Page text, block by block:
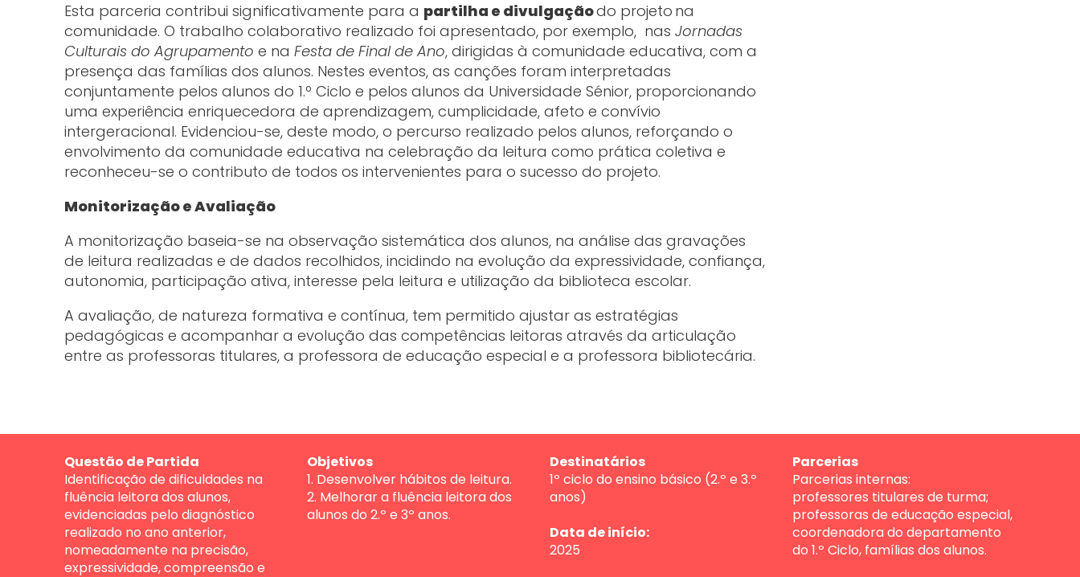
Esta parceria contribui significativamente para a partilha e divulgaçãodo projeto na
comunidade. O trabalho colaborativo realizado foi apresentado, por exemplo, nas Jornadas
Culturais do Agrupamento e na Festa de Final de Ano, dirigidas à comunidade educativa, com a
presença das famílias dos alunos. Nestes eventos, as canções foram interpretadas
conjuntamente pelos alunos do 1.º Ciclo e pelos alunos da Universidade Sénior, proporcionando
uma experiência enriquecedora de aprendizagem, cumplicidade, afeto e convívio
intergeracional. Evidenciou-se, deste modo, o percurso realizado pelos alunos, reforçando o
envolvimento da comunidade educativa na celebração da leitura como prática coletiva e
reconheceu-se o contributo de todos os intervenientes para o sucesso do projeto.
Monitorização e Avaliação
A monitorização baseia-se na observação sistemática dos alunos, na análise das gravações
de leitura realizadas e de dados recolhidos, incidindo na evolução da expressividade, confiança,
autonomia, participação ativa, interesse pela leitura e utilização da biblioteca escolar.
A avaliação, de natureza formativa e contínua, tem permitido ajustar as estratégias
pedagógicas e acompanhar a evolução das competências leitoras através da articulação
entre as professoras titulares, a professora de educação especial e a professora bibliotecária.
Questão de Partida
Identificação de dificuldades na
fluência leitora dos alunos,
evidenciadas pelo diagnóstico
realizado no ano anterior,
nomeadamente na precisão,
expressividade, compreensão e
Objetivos
1. Desenvolver hábitos de leitura.
2. Melhorar a fluência leitora dos
alunos do 2.º e 3º anos.
Destinatários
1º ciclo do ensino básico (2.º e 3.º
anos)
Data de início:
2025
Parcerias
Parcerias internas:
professores titulares de turma;
professoras de educação especial,
coordenadora do departamento
do 1.º Ciclo, famílias dos alunos.